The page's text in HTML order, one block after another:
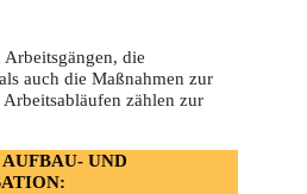
die
auch die Maßnahmen zur
zählen zur
UND